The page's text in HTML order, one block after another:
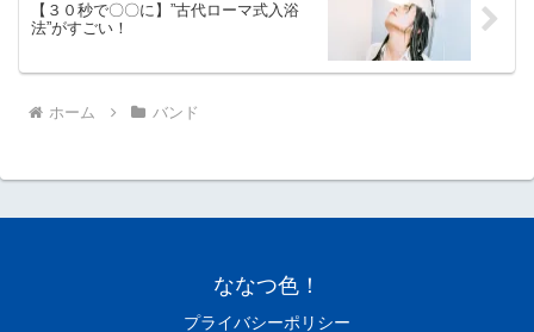
【３０秒で〇〇に】”古代ローマ式入浴
法”がすごい！
ホーム バンド
ななつ色！
プライバシーポリシー